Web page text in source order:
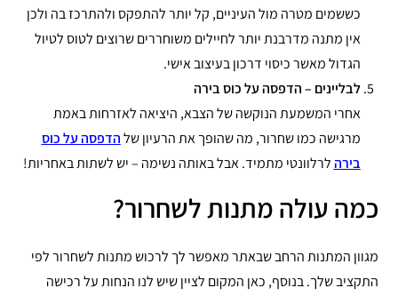
כששמים מטרה מול העיניים, קל יותר להתפקס ולהתרכז בה ולכן
אין מתנה מדרבנת יותר לחיילים משוחררים שרוצים לטוס לטיול
הגדול מאשר כיסוי דרכון בעיצוב אישי.
לבליינים – הדפסה על כוס בירה
אחרי המשמעת הנוקשה של הצבא, היציאה לאזרחות באמת
מרגישה כמו שחרור, מה שהופך את הרעיון שלהדפסה על כוס
בירהלרלוונטי מתמיד. אבל באותה נשימה – יש לשתות באחריות!
כמה עולה מתנות לשחרור?
מגוון המתנות הרחב שבאתר מאפשר לך לרכוש מתנות לשחרור לפי
התקציב שלך. בנוסף, כאן המקום לציין שיש לנו הנחות על רכישה